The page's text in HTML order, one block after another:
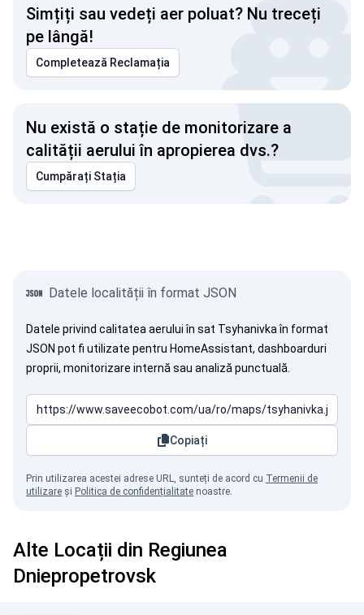
Simțiți sau vedeți aer poluat? Nu treceți
pe lângă!
Completează Reclamația
Nu există o stație de monitorizare a
calității aerului în apropierea dvs.?
Cumpărați Stația
Datele localității în format JSON
Datele privind calitatea aerului în sat Tsyhanivka în format
JSON pot fi utilizate pentru HomeAssistant, dashboarduri
proprii, monitorizare internă sau analiză punctuală.
Copiați
Prin utilizarea acestei adrese URL, sunteți de acord cu Termenii de
utilizare și Politica de confidențialitate noastre.
Alte Locații din Regiunea
Dniepropetrovsk